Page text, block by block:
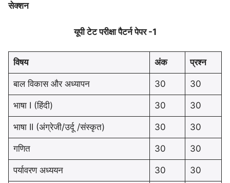
सेक्शन
यूपी टेट परीक्षा पैटर्न पेपर -1
विषय अंक प्रश्न
बाल विकास और अध्यापन 30 30
भाषा I (हिंदी) 30 30
भाषा II (अंग्रेजी/उर्दू /संस्कृत) 30 30
गणित 30 30
पर्यावरण अध्ययन 30 30